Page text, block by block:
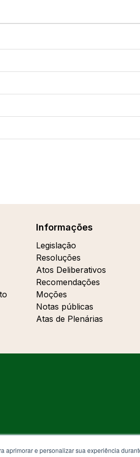
Informações
Legislação
Resoluções
Atos Deliberativos
Recomendações
Moções
Notas públicas
Atas de Plenárias
e personalizar sua experiência